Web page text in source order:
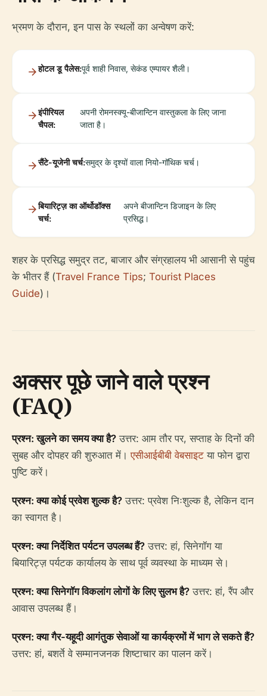
भ्रमण के दौरान, इन पास के स्थलों का अन्वेषण करें:
होटल डू पैलेस:पूर्व शाही निवास, सेकंड एम्पायर शैली।
इंपीरियल
चैपल:
अपनी रोमनस्क्यू-बीजान्टिन वास्तुकला के लिए जाना
जाता है।
सैंटे-यूजेनी चर्च:समुद्र के दृश्यों वाला नियो-गॉथिक चर्च।
बियारिट्ज़ का ऑर्थोडॉक्स
चर्च:
अपने बीजान्टिन डिजाइन के लिए
प्रसिद्ध।
शहर के प्रसिद्ध समुद्र तट, बाजार और संग्रहालय भी आसानी से पहुंच
के भीतर हैं (Travel France Tips; Tourist Places
Guide)।
अक्सर पूछे जाने वाले प्रश्न
(FAQ)
प्रश्न: खुलने का समय क्या है? उत्तर: आम तौर पर, सप्ताह के दिनों की
सुबह और दोपहर की शुरुआत में।एसीआईबीबी वेबसाइट या फोन द्वारा
पुष्टि करें।
प्रश्न: क्या कोई प्रवेश शुल्क है? उत्तर: प्रवेश निःशुल्क है, लेकिन दान
का स्वागत है।
प्रश्न: क्या निर्देशित पर्यटन उपलब्ध हैं? उत्तर: हां, सिनेगॉग या
बियारिट्ज़ पर्यटक कार्यालय के साथ पूर्व व्यवस्था के माध्यम से।
प्रश्न: क्या सिनेगॉग विकलांग लोगों के लिए सुलभ है? उत्तर: हां, रैंप और
आवास उपलब्ध हैं।
प्रश्न: क्या गैर-यहूदी आगंतुक सेवाओं या कार्यक्रमों में भाग ले सकते हैं?
उत्तर: हां, बशर्ते वे सम्मानजनक शिष्टाचार का पालन करें।